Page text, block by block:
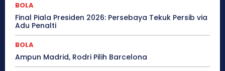
BOLA
Final Piala Presiden 2026: Persebaya Tekuk Persib via
Adu Penalti
BOLA
Ampun Madrid, Rodri Pilih Barcelona